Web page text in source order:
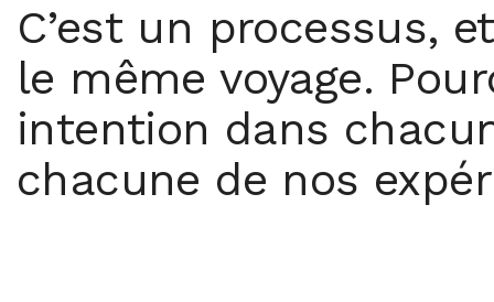
C’est un processus,
le même voyage.
intention dans
chacune de nos